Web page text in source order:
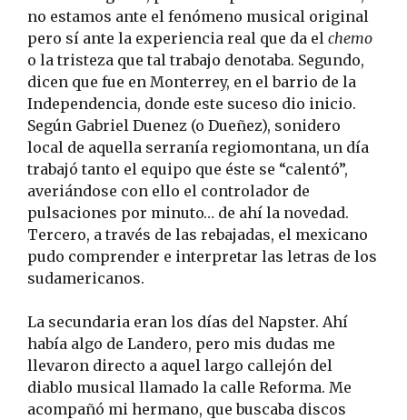
no estamos ante el fenómeno musical original
pero sí ante la experiencia real que da el chemo
o la tristeza que tal trabajo denotaba. Segundo,
dicen que fue en Monterrey, en el barrio de la
Independencia, donde este suceso dio inicio.
Según Gabriel Duenez (o Dueñez), sonidero
local de aquella serranía regiomontana, un día
trabajó tanto el equipo que éste se “calentó”,
averiándose con ello el controlador de
pulsaciones por minuto… de ahí la novedad.
Tercero, a través de las rebajadas, el mexicano
pudo comprender e interpretar las letras de los
sudamericanos.
La secundaria eran los días del Napster. Ahí
había algo de Landero, pero mis dudas me
llevaron directo a aquel largo callejón del
diablo musical llamado la calle Reforma. Me
acompañó mi hermano, que buscaba discos